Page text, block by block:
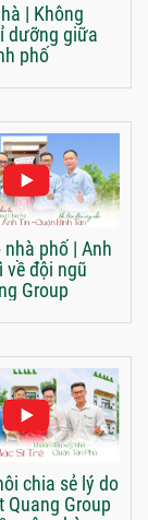
| Không
dưỡng giữa
phố
nhà phố | Anh
về đội ngũ
Group
chia sẻ lý do
Quang Group